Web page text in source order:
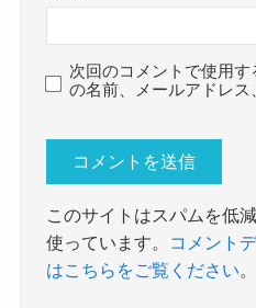
次回のコメントで使用
の名前、メールアドレス
このサイトはスパムを低
使っています。
コメント
はこちらをご覧ください。